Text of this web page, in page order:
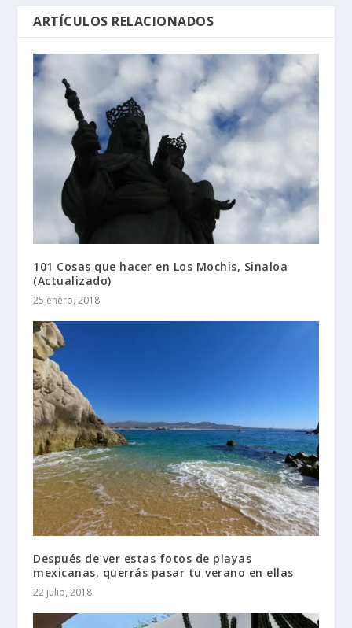
ARTÍCULOS RELACIONADOS
101 Cosas que hacer en Los Mochis, Sinaloa
(Actualizado)
25 enero, 2018
Después de ver estas fotos de playas
mexicanas, querrás pasar tu verano en ellas
22 julio, 2018